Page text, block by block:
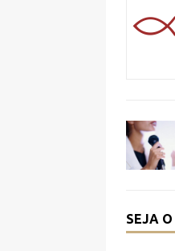
o
SEJA